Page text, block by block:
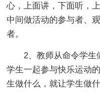
心，上面讲，下面听，
中间做活动的参与者、
者。
2、教师从命令学生
学生一起参与快乐运动
生做什么，就让学生做